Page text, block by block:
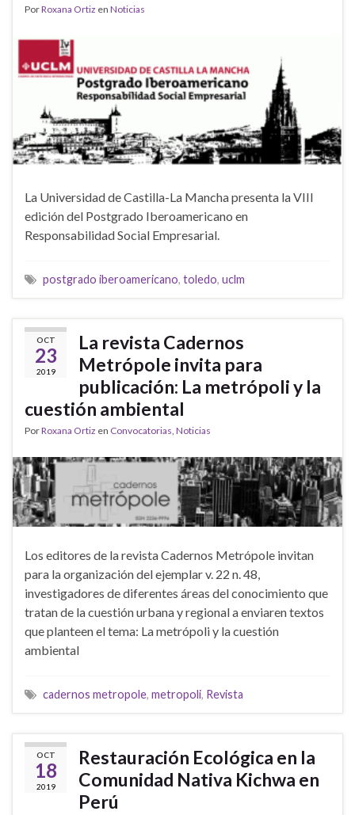
PorRoxana Ortiz en Noticias
La Universidad de Castilla-La Mancha presenta la VIII
edición del Postgrado Iberoamericano en
Responsabilidad Social Empresarial.
postgrado iberoamericano, toledo, uclm
OCT
23
2019
La revista Cadernos
Metrópole invita para
publicación: La metrópoli y la
cuestión ambiental
PorRoxana Ortiz en Convocatorias, Noticias
Los editores de la revista Cadernos Metrópole invitan
para la organización del ejemplar v. 22 n. 48,
investigadores de diferentes áreas del conocimiento que
tratan de la cuestión urbana y regional a enviaren textos
que planteen el tema: La metrópoli y la cuestión
ambiental
cadernos metropole, metropoli, Revista
OCT
18
2019
Restauración Ecológica en la
Comunidad Nativa Kichwa en
Perú